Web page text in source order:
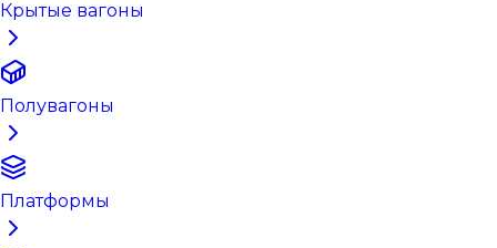
Крытые вагоны
Полувагоны
Платформы